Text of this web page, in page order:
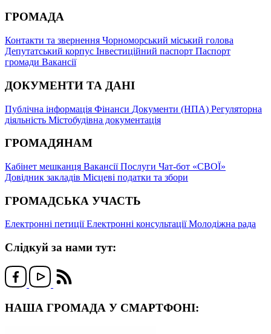
ГРОМАДА
Контакти та звернення Чорноморський міський голова
Депутатський корпус Інвестиційний паспорт Паспорт
громади Вакансії
ДОКУМЕНТИ ТА ДАНІ
Публічна інформація Фінанси Документи (НПА) Регуляторна
діяльність Містобудівна документація
ГРОМАДЯНАМ
Кабінет мешканця ВакансіїПослуги Чат-бот «СВОЇ»
Довідник закладів Місцеві податки та збори
ГРОМАДСЬКА УЧАСТЬ
Електронні петиціїЕлектронні консультаціїМолодіжна рада
Слідкуй за нами тут:
НАША ГРОМАДА У СМАРТФОНІ: